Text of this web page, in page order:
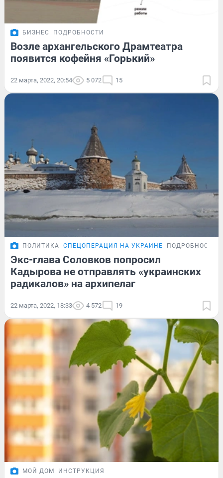
БИЗНЕС ПОДРОБНОСТИ
Возле архангельского Драмтеатра
появится кофейня «Горький»
22 марта, 2022, 20:54 5 072 15
ПОЛИТИКА СПЕЦОПЕРАЦИЯ НА УКРАИНЕ ПОДРОБНОСТИ
Экс-глава Соловков попросил
Кадырова не отправлять «украинских
радикалов» на архипелаг
22 марта, 2022, 18:33 4 572 19
МОЙ ДОМ ИНСТРУКЦИЯ